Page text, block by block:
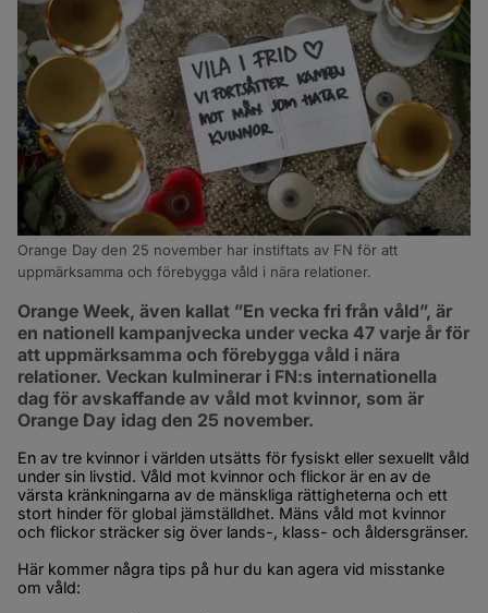
Orange Day den 25 november har instiftats av FN för att
uppmärksamma och förebygga våld i nära relationer.
Orange Week, även kallat ”En vecka fri från våld”, är
en nationell kampanjvecka under vecka 47 varje år för
att uppmärksamma och förebygga våld i nära
relationer. Veckan kulminerar i FN:s internationella
dag för avskaffande av våld mot kvinnor, som är
Orange Day idag den 25 november.
En av tre kvinnor i världen utsätts för fysiskt eller sexuellt våld
under sin livstid. Våld mot kvinnor och flickor är en av de
värsta kränkningarna av de mänskliga rättigheterna och ett
stort hinder för global jämställdhet. Mäns våld mot kvinnor
och flickor sträcker sig över lands-, klass- och åldersgränser.
Här kommer några tips på hur du kan agera vid misstanke
om våld: